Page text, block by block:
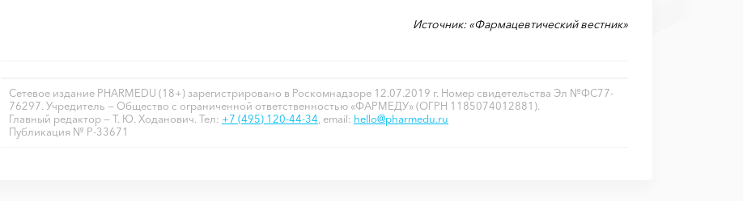
Источник: «Фармацевтический вестник»
Сетевое издание PHARMEDU (18+) зарегистрировано в Роскомнадзоре 12.07.2019 г. Номер свидетельства Эл №ФС77-
76297. Учредитель — Общество с ограниченной ответственностью «ФАРМЕДУ» (ОГРН 1185074012881).
Главный редактор — Т. Ю. Ходанович. Тел: +7 (495) 120-44-34 , email: hello@pharmedu.ru
Публикация № P-33671